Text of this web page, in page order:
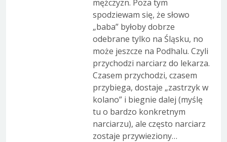
mężczyzn. Poza tym
spodziewam się, że słowo
„baba” byłoby dobrze
odebrane tylko na Śląsku, no
może jeszcze na Podhalu. Czyli
przychodzi narciarz do lekarza.
Czasem przychodzi, czasem
przybiega, dostaje „zastrzyk w
kolano” i biegnie dalej (myślę
tu o bardzo konkretnym
narciarzu), ale często narciarz
zostaje przywieziony…